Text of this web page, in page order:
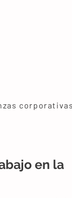
corporativas
en la